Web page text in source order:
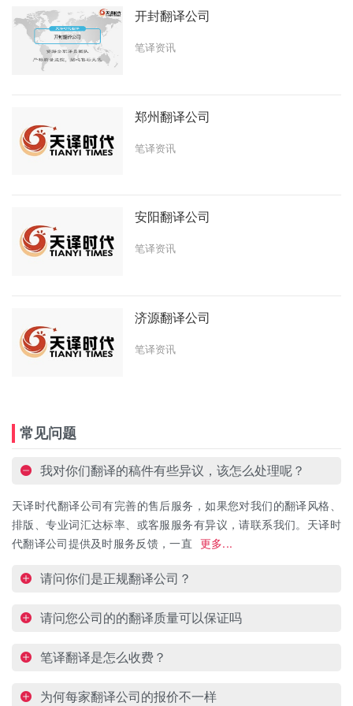
开封翻译公司
笔译资讯
郑州翻译公司
笔译资讯
安阳翻译公司
笔译资讯
济源翻译公司
笔译资讯
常见问题
我对你们翻译的稿件有些异议，该怎么处理呢？
天译时代翻译公司有完善的售后服务，如果您对我们的翻译风格、
排版、专业词汇达标率、或客服服务有异议，请联系我们。天译时
代翻译公司提供及时服务反馈，一直
更多...
请问你们是正规翻译公司？
请问您公司的的翻译质量可以保证吗
笔译翻译是怎么收费？
为何每家翻译公司的报价不一样